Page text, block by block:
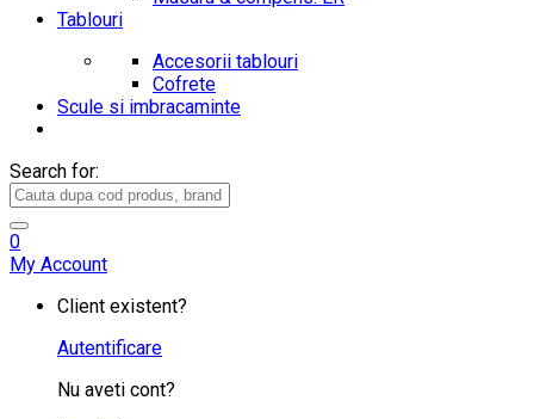
Tablouri
Accesorii tablouri
Cofrete
Scule si imbracaminte
Search for:
0
My Account
Client existent?
Autentificare
Nu aveti cont?